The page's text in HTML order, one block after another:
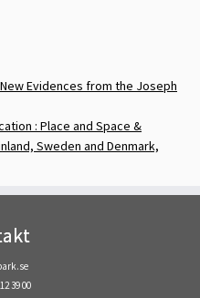
Evidences from the Joseph
: Place and Space &
Sweden and Denmark,
39 00